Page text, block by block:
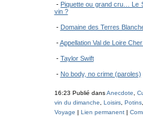
- Piquette ou grand cru… Le
vin ?
- Domaine des Terres
-Appellation Val de Loire
- Taylor Swift
- ​No body, no crime (paroles)
16:23 Publié dansAnecdote
vin du dimanche
Loisirs, Potins
Voyage | Lien permanent|